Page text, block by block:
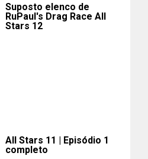
Suposto elenco de
RuPaul's Drag Race All
Stars 12
All Stars 11 | Episódio 1
completo